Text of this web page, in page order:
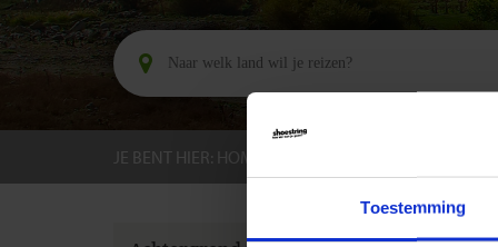
Toestemming
JE BENT HIER: HOME